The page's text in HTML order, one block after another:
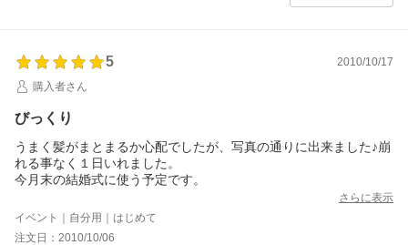
5
2010/10/17
購入者さん
びっくり
うまく髪がまとまるか心配でしたが、写真の通りに出来ました♪崩
れる事なく１日いれました。
今月末の結婚式に使う予定です。
さらに表示
イベント｜自分用｜はじめて
注文日：2010/10/06